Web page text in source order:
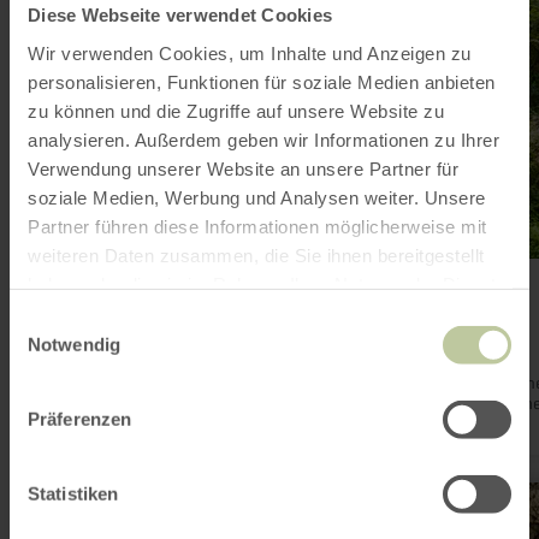
Diese Webseite verwendet Cookies
Wir verwenden Cookies, um Inhalte und Anzeigen zu
personalisieren, Funktionen für soziale Medien anbieten
zu können und die Zugriffe auf unsere Website zu
analysieren. Außerdem geben wir Informationen zu Ihrer
Verwendung unserer Website an unsere Partner für
soziale Medien, Werbung und Analysen weiter. Unsere
Partner führen diese Informationen möglicherweise mit
weiteren Daten zusammen, die Sie ihnen bereitgestellt
Notwendig
Präferenzen
Statistiken
WANDERN
Bad Bertrich
6,3 km
Entdecke die historische und natürliche Schönheit der
auf der familienfreundlichen Heimatspur Ritter-Räuber-
einer mittelschweren Rundtour.
Römer
mehr